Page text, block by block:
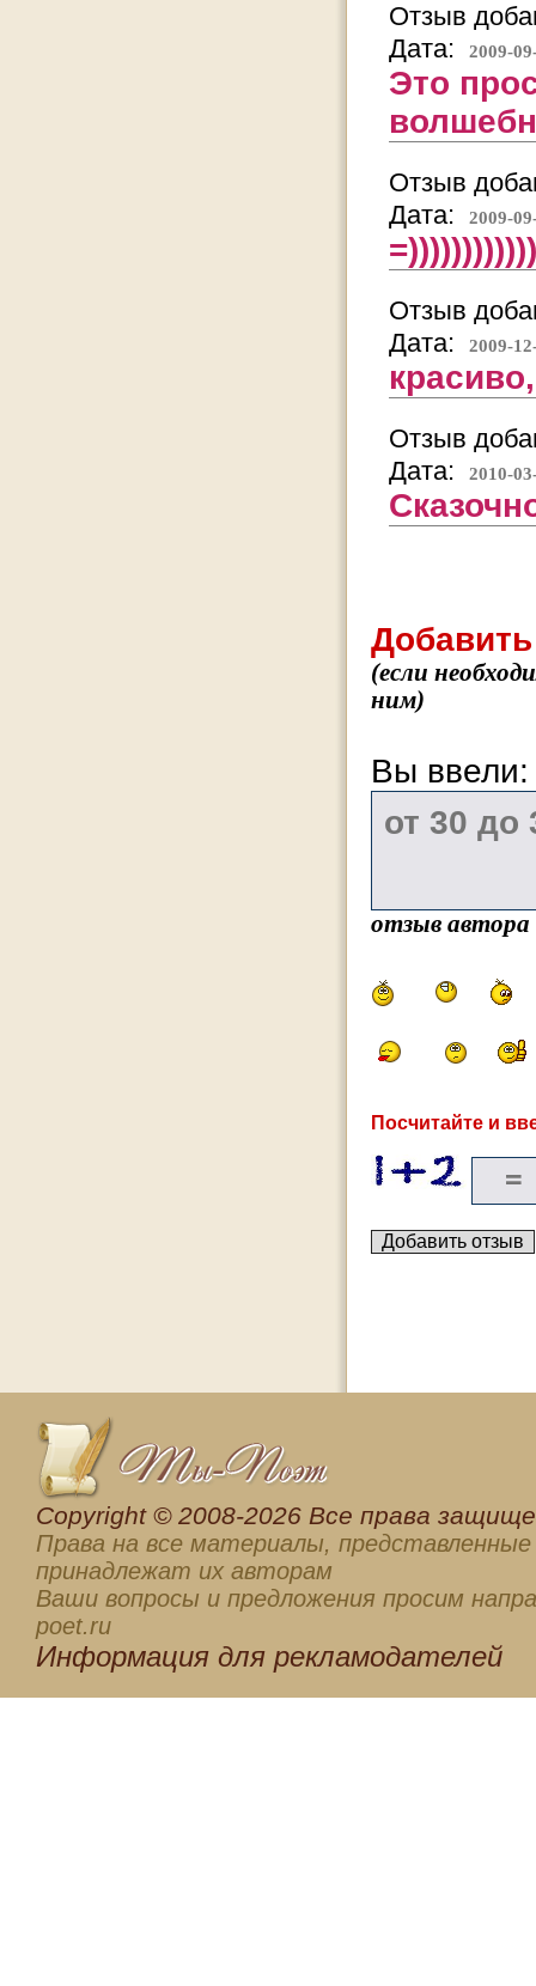
Отзыв
Дата:
2009-
Это
Отзыв
Дата:
2009-
=))))))))))))
Отзыв
Дата:
2009-
Отзыв
Дата:
2010-
(если
ним)
Вы
отзыв
Посчитайте и
Сopyright © 2008-2026 Все права
Права на все материалы, представленные
принадлежат их авторам
Ваши вопросы и предложения просим
poet.ru
Информация для рекламодателей